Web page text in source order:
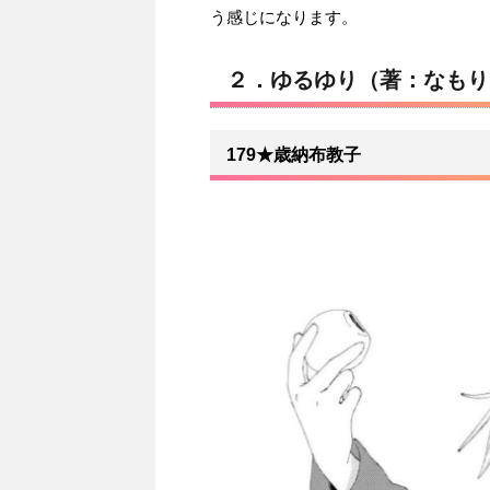
う感じになります。
２．ゆるゆり（著：なも
179★歳納布教子